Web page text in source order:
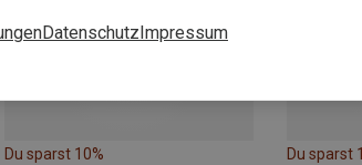
Du sparst 10% Du sparst
DatenschutzImpressum